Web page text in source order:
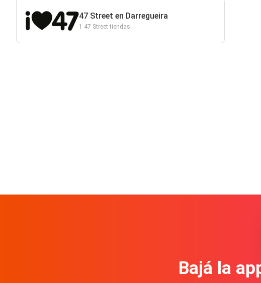
47 Street en Darregueira
1 47 Street tiendas
Bajá la